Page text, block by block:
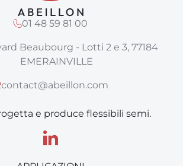
01 48 59 81 00
Beaubourg - Lotti 2 e 3, 77184
EMERAINVILLE
contact@abeillon.com
e produce flessibili semi.